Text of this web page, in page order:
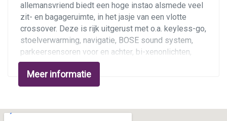
Binnenspiegel automatisch dimmend
Electronic climate control
Elektrische ramen achter
Elektrische ramen voor
Elektrische ramen voor en achter
Lendesteun(en) verstelbaar
allemansvriend biedt een hoge instao alsmede veel
zit- en bagageruimte, in het jasje van een vlotte
crossover. Deze is rijk uitgerust met o.a. keyless-go,
stoelverwarming, navigatie, BOSE sound system,
parkeersensoren voor en achter, bi-xenonlichten,
grootlichtassistent, rijstrooksensor, automatische
airco, cruise control, 17 inch lichtmetalen velgen en
afneembare trekhaak. De auto is Nederlands
gereden en komt van de derde eigenaar. Hij verkeert
Meer informatie